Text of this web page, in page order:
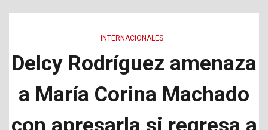
INTERNACIONALES
Delcy Rodríguez amenaza
a María Corina Machado